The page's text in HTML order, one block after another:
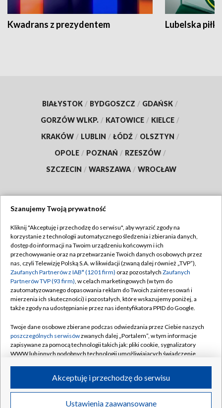
Kwadrans z prezydentem Lubelska piłka
BIAŁYSTOK / BYDGOSZCZ / GDAŃSK /
GORZÓW WLKP. / KATOWICE / KIELCE /
KRAKÓW / LUBLIN / ŁÓDŹ / OLSZTYN /
OPOLE / POZNAŃ / RZESZÓW /
SZCZECIN / WARSZAWA / WROCŁAW
TVP
Abonament TVP
Emisja w TVP
Centrum informacji TVP
Naziemna Telewizja Cyfrowa
Rada Programowa
System NOS
Informacje o nadawcy
Program dla prasy
Regulamin TVP
Polityka prywatności
Moje zgody
Pomoc
Kontakt
Kanały
©2026 Telewizja Polska S.A. w likwidacji
Szanujemy Twoją prywatność
Kliknij "Akceptuję i przechodzę do serwisu", aby wyrazić zgody na
korzystanie z technologii automatycznego śledzenia i zbierania danych,
dostęp do informacji na Twoim urządzeniu końcowym i ich
przechowywanie oraz na przetwarzanie Twoich danych osobowych przez
nas, czyli Telewizję Polską S.A. w likwidacji (zwaną dalej również „TVP”),
Zaufanych Partnerów z IAB* (1201 firm) oraz pozostałych Zaufanych
Partnerów TVP (93 firm), w celach marketingowych (w tym do
zautomatyzowanego dopasowania reklam do Twoich zainteresowań i
mierzenia ich skuteczności) i pozostałych, które wskazujemy poniżej, a
także zgody na udostępnianie przez nas identyfikatora PPID do Google.
Twoje dane osobowe zbierane podczas odwiedzania przez Ciebie naszych
poszczególnych serwisówzwanych dalej „Portalem”, w tym informacje
zapisywane za pomocą technologii takich jak: pliki cookie, sygnalizatory
WWW lub innych podobnych technologii umożliwiających świadczenie
ruchu w Internecie.
Twoje dane osobowe zbierane podczas odwiedzania przez Ciebie
Ustawienia zaawansowane
Akceptuję i przechodzę do serwisu